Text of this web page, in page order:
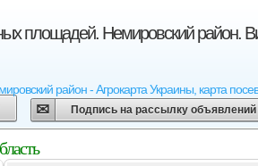
площадей. Немировский район.
район - Агрокарта Украины, карта
Подпись на рассылку объявлений